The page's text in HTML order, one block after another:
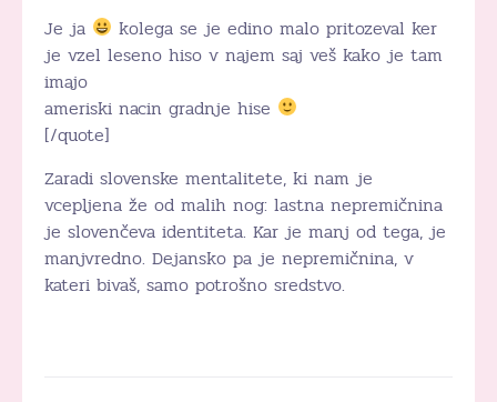
Je ja
kolega se je edino malo pritozeval ker
je vzel leseno hiso v najem saj veš kako je tam
imajo
ameriski nacin gradnje hise
[/quote]
Zaradi slovenske mentalitete, ki nam je
vcepljena že od malih nog: lastna nepremičnina
je slovenčeva identiteta. Kar je manj od tega, je
manjvredno. Dejansko pa je nepremičnina, v
kateri bivaš, samo potrošno sredstvo.